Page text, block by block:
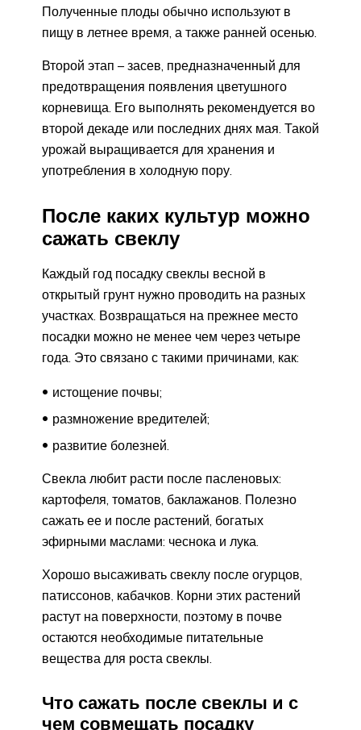
Полученные плоды обычно используют в
пищу в летнее время, а также ранней осенью.
Второй этап – засев, предназначенный для
предотвращения появления цветушного
корневища. Его выполнять рекомендуется во
второй декаде или последних днях мая. Такой
урожай выращивается для хранения и
употребления в холодную пору.
После каких культур можно
сажать свеклу
Каждый год посадку свеклы весной в
открытый грунт нужно проводить на разных
участках. Возвращаться на прежнее место
посадки можно не менее чем через четыре
года. Это связано с такими причинами, как:
истощение почвы;
размножение вредителей;
развитие болезней.
Свекла любит расти после пасленовых:
картофеля, томатов, баклажанов. Полезно
сажать ее и после растений, богатых
эфирными маслами: чеснока и лука.
Хорошо высаживать свеклу после огурцов,
патиссонов, кабачков. Корни этих растений
растут на поверхности, поэтому в почве
остаются необходимые питательные
вещества для роста свеклы.
Что сажать после свеклы и с
чем совмещать посадку